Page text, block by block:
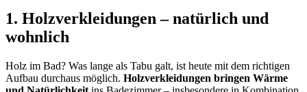
1. Holzverkleidungen – natürlich und
wohnlich
Holz im Bad? Was lange als Tabu galt, ist heute mit dem richtigen
Aufbau durchaus möglich. Holzverkleidungen bringen Wärme